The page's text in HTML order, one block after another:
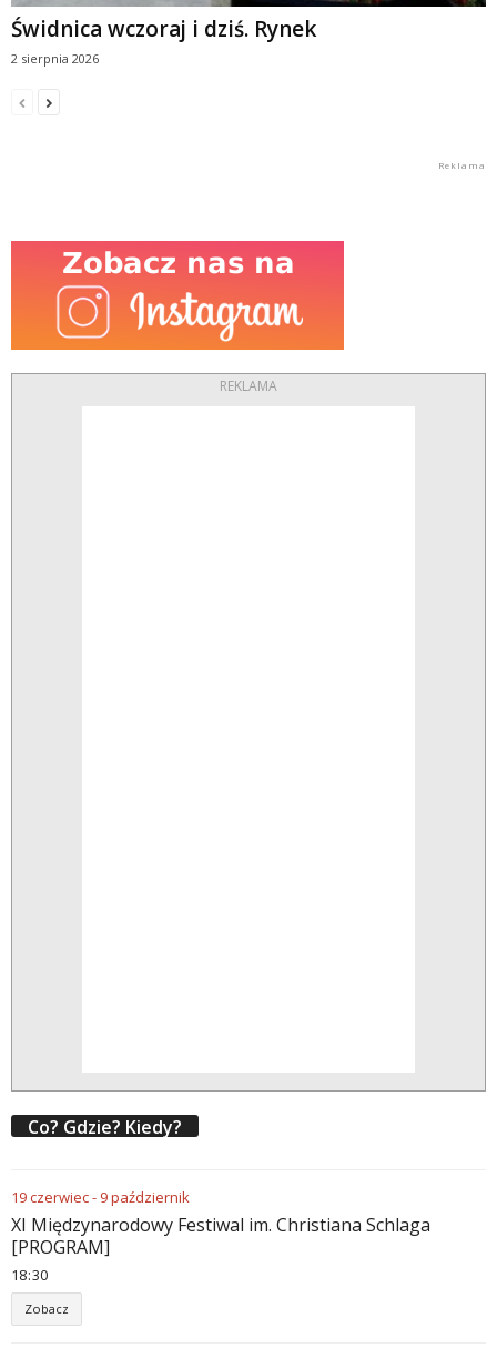
Świdnica wczoraj i dziś. Rynek
2 sierpnia 2026
REKLAMA
Co? Gdzie? Kiedy?
19czerwiec- 9październik
XI Międzynarodowy Festiwal im. Christiana Schlaga
[PROGRAM]
18 30
Zobacz